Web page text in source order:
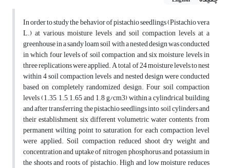
In order to study the behavior of pistachio seedlings (Pistachio vera
L.) at various moisture levels and soil compaction levels at a
greenhouse in a sandy loam soil with a nested design was conducted
in which four levels of soil compaction and six moisture levels in
three replications were applied. A total of 24 moisture levels to nest
within 4 soil compaction levels and nested design were conducted
based on completely randomized design. Four soil compaction
levels (1.35, 1.5, 1.65 and 1.8 g/cm3) within a cylindrical building
and after transferring the pistachio seedlings into soil cylinders and
their establishment, six different volumetric water contents, from
permanent wilting point to saturation, for each compaction level
were applied. Soil compaction reduced shoot dry weight and
concentration and uptake of nitrogen, phosphorus and potassium in
the shoots and roots of pistachio. High and low moisture reduces